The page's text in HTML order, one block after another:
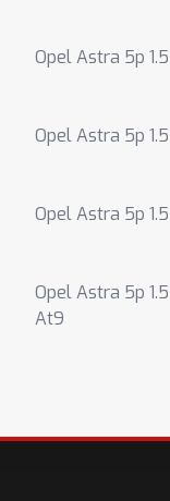
Opel Astra 5p
Opel Astra 5p
Opel Astra 5p
Opel Astra 5p
At9